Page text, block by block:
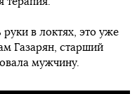
в локтях, это уже
Газарян, старший
мужчину.